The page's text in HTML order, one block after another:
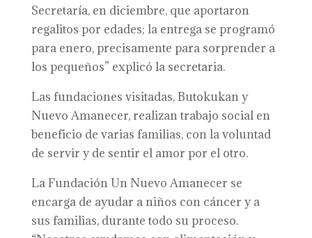
Secretaría, en diciembre, que aportaron
regalitos por edades; la entrega se programó
para enero, precisamente para sorprender a
los pequeños” explicó la secretaria.
Las fundaciones visitadas, Butokukan y
Nuevo Amanecer, realizan trabajo social en
beneficio de varias familias, con la voluntad
de servir y de sentir el amor por el otro.
La Fundación Un Nuevo Amanecer se
encarga de ayudar a niños con cáncer y a
sus familias, durante todo su proceso.